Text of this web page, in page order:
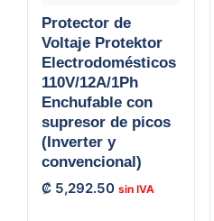
Protector de
Voltaje Protektor
Electrodomésticos
110V/12A/1Ph
Enchufable con
supresor de picos
(Inverter y
convencional)
₡ 5,292.50